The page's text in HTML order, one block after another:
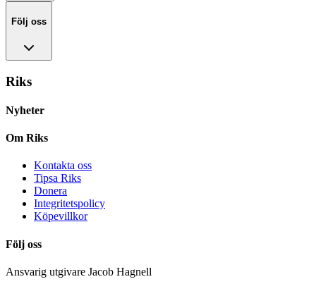
Följ oss
Riks
Nyheter
Om Riks
Kontakta oss
Tipsa Riks
Donera
Integritetspolicy
Köpevillkor
Följ oss
Ansvarig utgivare Jacob Hagnell